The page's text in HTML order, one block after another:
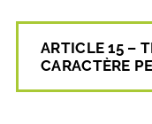
ARTICLE 15 –
CARACTÈRE